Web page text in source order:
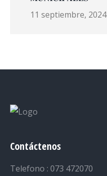
11 septiembre, 2024
Contáctenos
Telefono : 073 472070